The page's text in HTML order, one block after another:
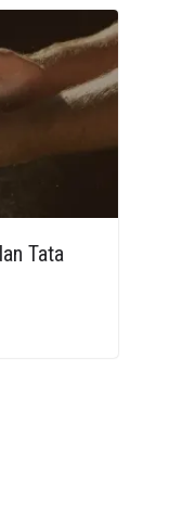
Tata